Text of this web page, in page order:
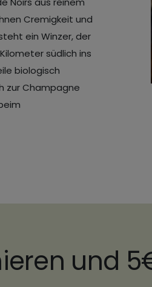
Cremigkeit und
ein Winzer, der
südlich ins
biologisch
zur Champagne
und